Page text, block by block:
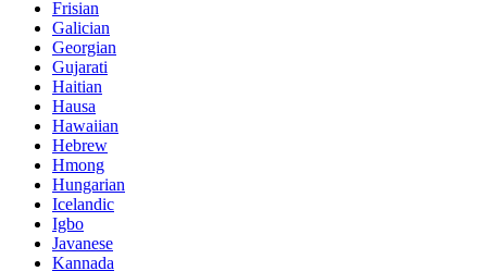
Frisian
Galician
Georgian
Gujarati
Haitian
Hausa
Hawaiian
Hebrew
Hmong
Hungarian
Icelandic
Igbo
Javanese
Kannada